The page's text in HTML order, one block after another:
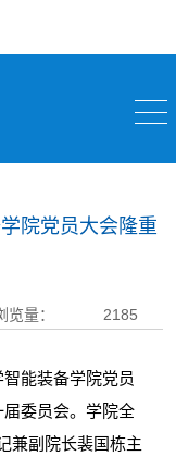
院党员大会隆重
览量： 2185
能装备学院党员
委员会。学院全
兼副院长裴国栋主